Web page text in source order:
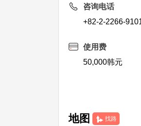
咨询电话
+82-2-2266-
使用费
50,000韩元
地图 找路